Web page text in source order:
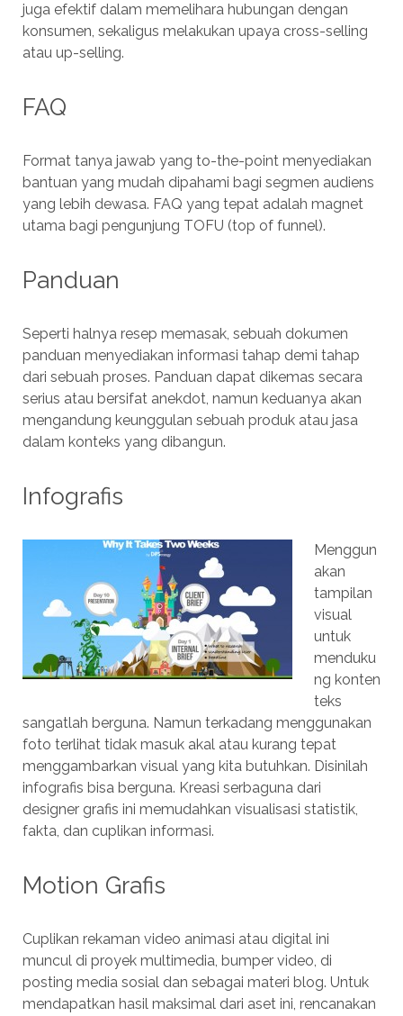
juga efektif dalam memelihara hubungan dengan
konsumen, sekaligus melakukan upaya cross-selling
atau up-selling.
FAQ
Format tanya jawab yang to-the-point menyediakan
bantuan yang mudah dipahami bagi segmen audiens
yang lebih dewasa. FAQ yang tepat adalah magnet
utama bagi pengunjung TOFU (top of funnel).
Panduan
Seperti halnya resep memasak, sebuah dokumen
panduan menyediakan informasi tahap demi tahap
dari sebuah proses. Panduan dapat dikemas secara
serius atau bersifat anekdot, namun keduanya akan
mengandung keunggulan sebuah produk atau jasa
dalam konteks yang dibangun.
Infografis
Menggun
akan
tampilan
visual
untuk
menduku
ng konten
teks
sangatlah berguna. Namun terkadang menggunakan
foto terlihat tidak masuk akal atau kurang tepat
menggambarkan visual yang kita butuhkan. Disinilah
infografis bisa berguna. Kreasi serbaguna dari
designer grafis ini memudahkan visualisasi statistik,
fakta, dan cuplikan informasi.
Motion Grafis
Cuplikan rekaman video animasi atau digital ini
muncul di proyek multimedia, bumper video, di
posting media sosial dan sebagai materi blog. Untuk
mendapatkan hasil maksimal dari aset ini, rencanakan